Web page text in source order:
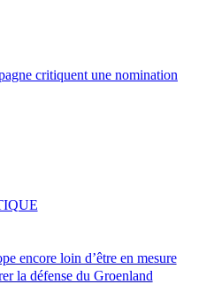
critiquent une nomination
encore loin d’être en mesure
la défense du Groenland